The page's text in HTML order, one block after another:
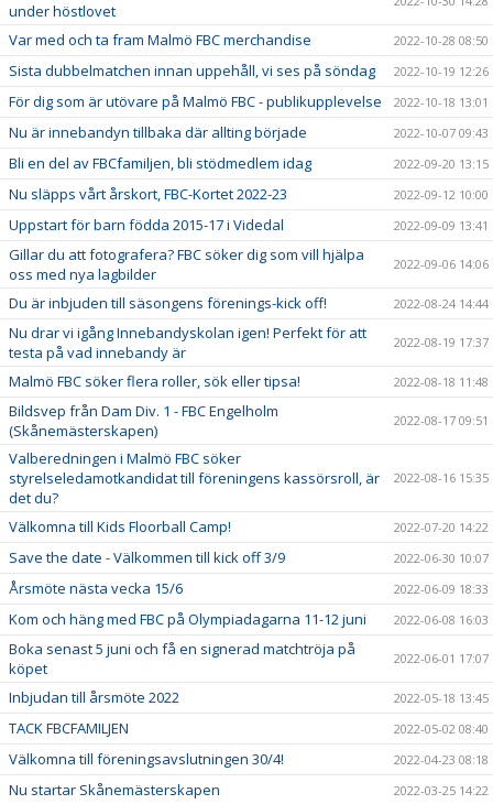
under höstlovet
Var med och ta fram Malmö FBC merchandise 2022-10-28 08:50
Sista dubbelmatchen innan uppehåll, vi ses på söndag 2022-10-19 12:26
För dig som är utövare på Malmö FBC - publikupplevelse 2022-10-18 13:01
Nu är innebandyn tillbaka där allting började 2022-10-07 09:43
Bli en del av FBCfamiljen, bli stödmedlem idag 2022-09-20 13:15
Nu släpps vårt årskort, FBC-Kortet 2022-23 2022-09-12 10:00
Uppstart för barn födda 2015-17 i Videdal 2022-09-09 13:41
Gillar du att fotografera? FBC söker dig som vill hjälpa
oss med nya lagbilder
2022-09-06 14:06
Du är inbjuden till säsongens förenings-kick off! 2022-08-24 14:44
Nu drar vi igång Innebandyskolan igen! Perfekt för att
testa på vad innebandy är
2022-08-19 17:37
Malmö FBC söker flera roller, sök eller tipsa! 2022-08-18 11:48
Bildsvep från Dam Div. 1 - FBC Engelholm
(Skånemästerskapen)
2022-08-17 09:51
Valberedningen i Malmö FBC söker
styrelseledamotkandidat till föreningens kassörsroll, är
det du?
2022-08-16 15:35
Välkomna till Kids Floorball Camp! 2022-07-20 14:22
Save the date - Välkommen till kick off 3/9 2022-06-30 10:07
Årsmöte nästa vecka 15/6 2022-06-09 18:33
Kom och häng med FBC på Olympiadagarna 11-12 juni 2022-06-08 16:03
Boka senast 5 juni och få en signerad matchtröja på
köpet
2022-06-01 17:07
Inbjudan till årsmöte 2022 2022-05-18 13:45
TACK FBCFAMILJEN 2022-05-02 08:40
Välkomna till föreningsavslutningen 30/4! 2022-04-23 08:18
Nu startar Skånemästerskapen 2022-03-25 14:22